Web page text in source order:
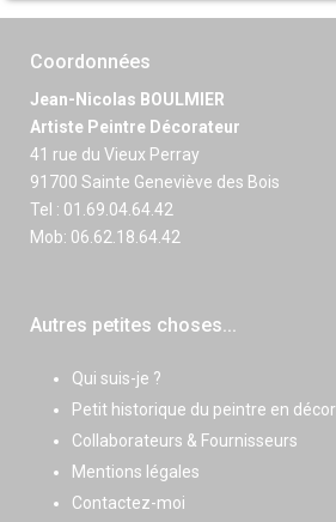
Coordonnées
Jean-Nicolas BOULMIER
Artiste Peintre Décorateur
41 rue du Vieux Perray
91700 Sainte Geneviève des Bois
Tel : 01.69.04.64.42
Mob: 06.62.18.64.42
Autres petites choses...
Qui suis-je ?
Petit historique du peintre en décor
Collaborateurs & Fournisseurs
Mentions légales
Contactez-moi